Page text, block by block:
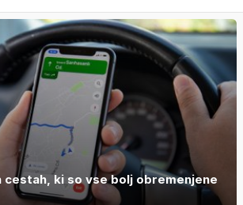
cestah, ki so vse bolj obremenjene